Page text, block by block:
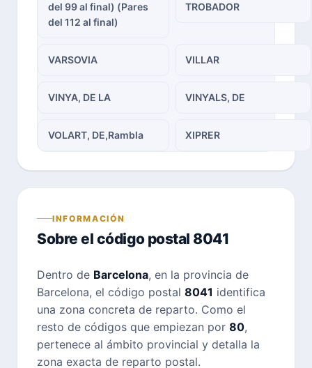
del 99 al final) (Pares
del 112 al final)
TROBADOR
VARSOVIA VILLAR
VINYA, DE LA VINYALS, DE
VOLART, DE,Rambla XIPRER
INFORMACIÓN
Sobre el código postal 8041
Dentro de Barcelona, en la provincia de
Barcelona, el código postal 8041 identifica
una zona concreta de reparto. Como el
resto de códigos que empiezan por 80,
pertenece al ámbito provincial y detalla la
zona exacta de reparto postal.